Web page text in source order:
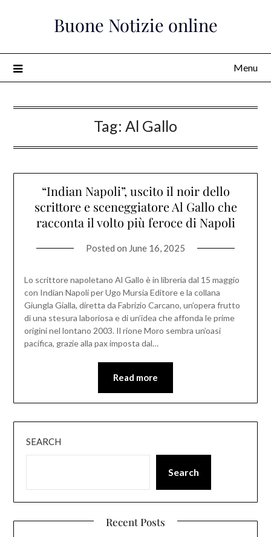
Buone Notizie online
Menu
Tag: Al Gallo
“Indian Napoli”, uscito il noir dello
scrittore e sceneggiatore Al Gallo che
racconta il volto più feroce di Napoli
Posted on June 16, 2025
Lo scrittore napoletano Al Gallo è in libreria dal 15 maggio
con Indian Napoli per Ugo Mursia Editore e la collana
Giungla Gialla, diretta da Fabrizio Carcano, un’opera frutto
di una stesura laboriosa e di un’idea che affonda le prime
origini nel lontano 2003. Il rione Moro sembra un’oasi
pacifica, grazie alla pax imposta dal…
Read more
SEARCH
Search
Recent Posts